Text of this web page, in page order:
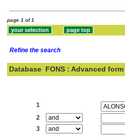
page 1 of 1
Refine the search
Database FONS : Advanced form
1
2
3